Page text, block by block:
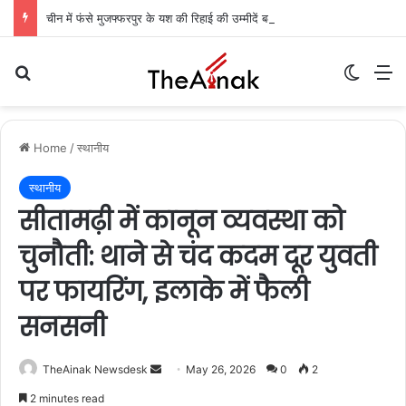
Home /स्थानीय
स्थानीय
सीतामढ़ी में कानून व्यवस्था को
चुनौती: थाने से चंद कदम दूर युवती
पर फायरिंग, इलाके में फैली
सनसनी
TheAinak Newsdesk May 26, 2026 0 2
2 minutes read